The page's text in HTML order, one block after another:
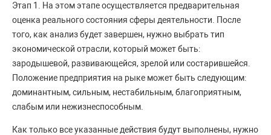
Этап 1. На этом этапе осуществляется предварительная
оценка реального состояния сферы деятельности. После
того, как анализ будет завершен, нужно выбрать тип
экономической отрасли, который может быть:
зародышевой, развивающейся, зрелой или состарившейся.
Положение предприятия на рыке может быть следующим:
доминантным, сильным, нестабильным, благоприятным,
слабым или нежизнеспособным.
Как только все указанные действия будут выполнены, нужно